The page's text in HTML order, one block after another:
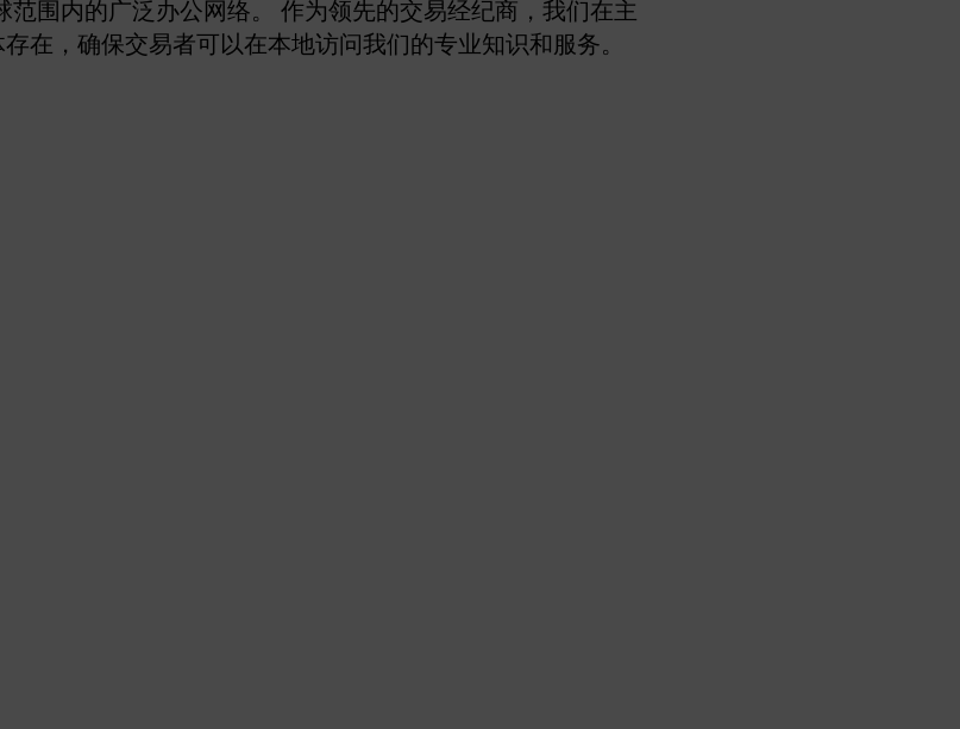
范围内的广泛办公网络。 作为领先的交易经纪商，我们在主
在，确保交易者可以在本地访问我们的专业知识和服务。